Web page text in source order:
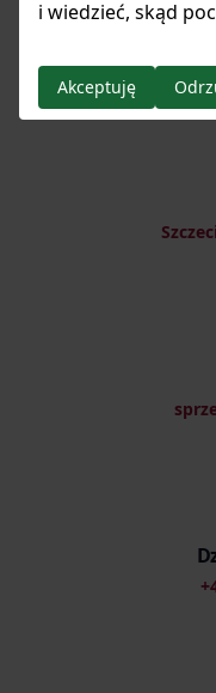
i wiedzieć, skąd
Akceptuję